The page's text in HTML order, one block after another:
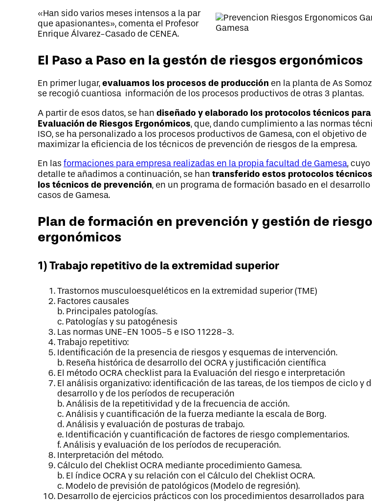
Gamesa
«Han sido varios meses intensos a la par
que apasionantes», comenta el Profesor
Enrique Álvarez-Casado de CENEA.
El Paso a Paso en la gestón de riesgos ergonómicos
En primer lugar,evaluamos los procesos de producción en la planta de As
se recogió cuantiosa información de los procesos productivos de otras 3 plantas.
A partir de esos datos, se handiseñado y elaborado los protocolos técnicos
Evaluación de Riesgos Ergonómicos, que, dando cumplimiento a las normas
ISO, se ha personalizado a los procesos productivos de Gamesa, con el objetivo de
maximizar la eficiencia de los técnicos de prevención de riesgos de la empresa.
En lasformaciones para empresa realizadas en la propia facultad de Gamesa, cuyo
detalle te añadimos a continuación, se hantransferido estos protocolos
los técnicos de prevención, en un programa de formación basado en el desarrollo
casos de Gamesa.
Plan de formación en prevención y gestión de
ergonómicos
1) Trabajo repetitivo de la extremidad superior
Trastornos musculoesqueléticos en la extremidad superior (TME)
Factores causales
b. Principales patologías.
c. Patologías y su patogénesis
Las normas UNE-EN 1005-5 e ISO 11228-3.
Trabajo repetitivo:
Identificación de la presencia de riesgos y esquemas de intervención.
b. Reseña histórica de desarrollo del OCRA y justificación científica
El método OCRA checklist para la Evaluación del riesgo e interpretación
El análisis organizativo: identificación de las tareas, de los tiempos de ciclo y
desarrollo y de los períodos de recuperación
b. Análisis de la repetitividad y de la frecuencia de acción.
c. Análisis y cuantificación de la fuerza mediante la escala de Borg.
d. Análisis y evaluación de posturas de trabajo.
e. Identificación y cuantificación de factores de riesgo complementarios.
f. Análisis y evaluación de los períodos de recuperación.
Interpretación del método.
Cálculo del Cheklist OCRA mediante procedimiento Gamesa.
b. El índice OCRA y su relación con el Cálculo del Cheklist OCRA.
c. Modelo de previsión de patológicos (Modelo de regresión).
Desarrollo de ejercicios prácticos con los procedimientos desarrollados para